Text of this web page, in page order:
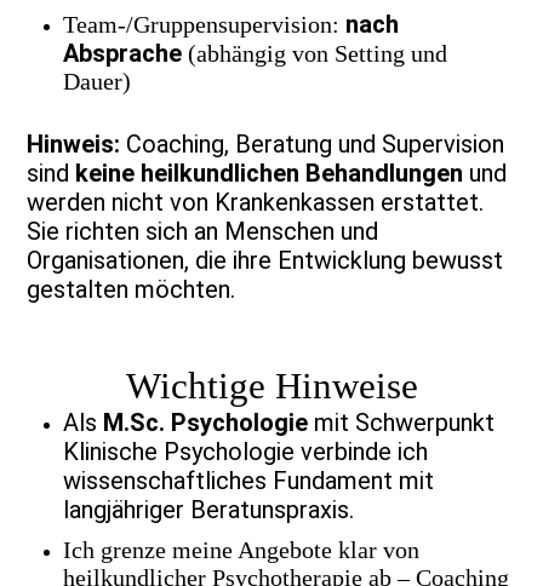
Team-/Gruppensupervision: nach
Absprache (abhängig von Setting und
Dauer)
Hinweis: Coaching, Beratung und Supervision
sind keine heilkundlichen Behandlungen und
werden nicht von Krankenkassen erstattet.
Sie richten sich an Menschen und
Organisationen, die ihre Entwicklung bewusst
gestalten möchten.
Wichtige Hinweise
Als M.Sc. Psychologie mit Schwerpunkt
Klinische Psychologie verbinde ich
wissenschaftliches Fundament mit
langjähriger Beratunspraxis.
Ich grenze meine Angebote klar von
heilkundlicher Psychotherapie ab – Coaching